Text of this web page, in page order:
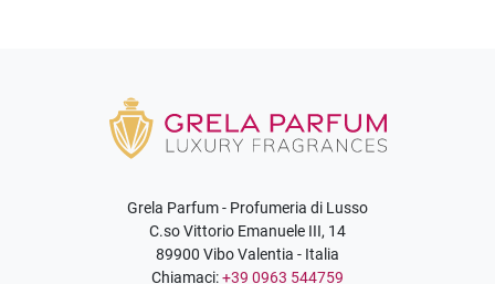
Grela Parfum - Profumeria di Lusso
C.so Vittorio Emanuele III, 14
89900 Vibo Valentia - Italia
Chiamaci:+39 0963 544759